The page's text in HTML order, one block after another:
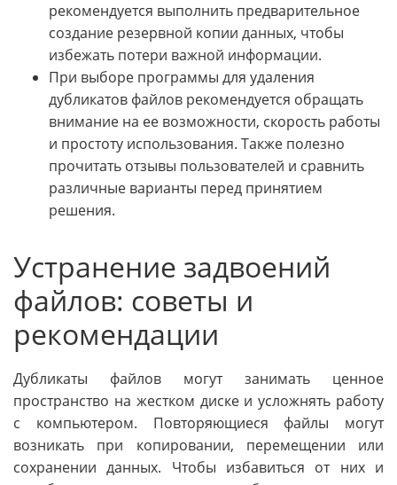
рекомендуется выполнить предварительное
создание резервной копии данных, чтобы
избежать потери важной информации.
При выборе программы для удаления
дубликатов файлов рекомендуется обращать
внимание на ее возможности, скорость работы
и простоту использования. Также полезно
прочитать отзывы пользователей и сравнить
различные варианты перед принятием
решения.
Устранение задвоений
файлов: советы и
рекомендации
Дубликаты файлов могут занимать ценное
пространство на жестком диске и усложнять работу
с компьютером. Повторяющиеся файлы могут
возникать при копировании, перемещении или
сохранении данных. Чтобы избавиться от них и